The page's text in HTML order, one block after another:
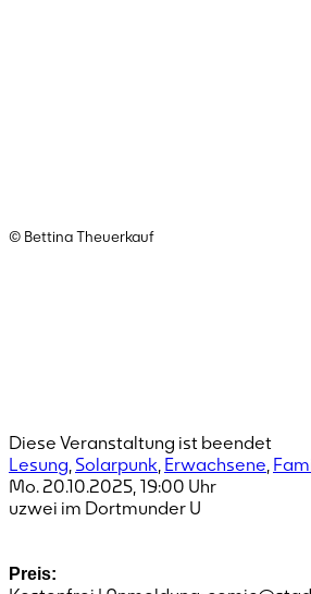
© Bettina Theuerkauf
Diese Veranstaltung ist beendet
Lesung Solarpunk Erwachsene
Mo. 20.10.2025 19:00 Uhr
uzwei im Dortmunder U
Preis: